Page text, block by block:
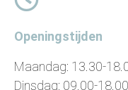
Openingstijden
Maandag: 13.30-
Dinsdag: 09.00-